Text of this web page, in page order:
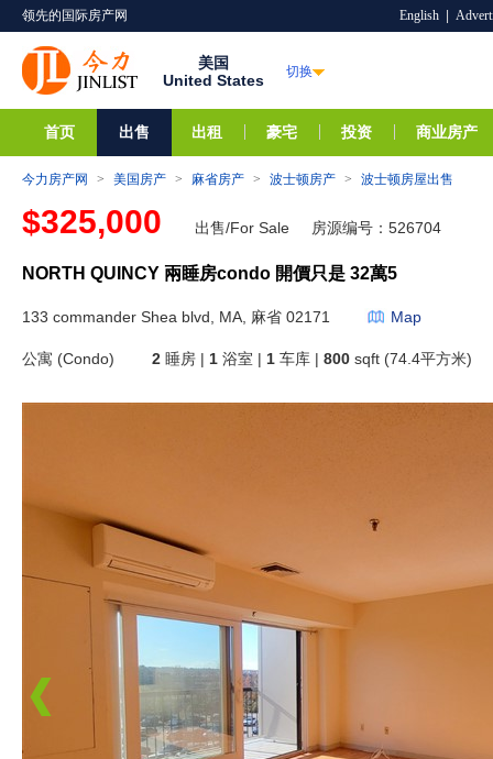
领先的国际房产网 English
美国
United States
切换
首页 出售 出租 豪宅 投资 商业房产
今力房产网 > 美国房产 > 麻省房产 > 波士顿房产 > 波士顿房屋出售
$325,000 出售/For Sale 房源编号：526704
NORTH QUINCY 兩睡房condo 開價只是 32萬5
133 commander Shea blvd, MA, 麻省 02171 Map
公寓 (Condo) 2 睡房 | 1 浴室 | 1 车库 | 800 sqft (74.4平方米)